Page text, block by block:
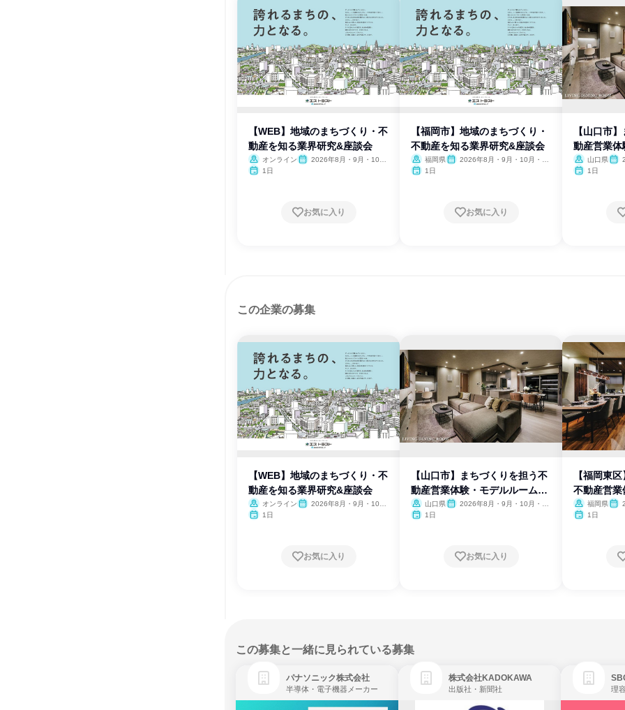
【WEB】地域のまちづくり・不
動産を知る業界研究&座談会
オンライン
2026年8月・9月・10
1日
お気に入り
【福岡市】地域のまちづくり・
不動産を知る業界研究&座談会
福岡県
2026年8月・9月・10月・11
1日
お気に入り
【山口市
動産営業体
学 山口県
1日
この企業の募集
【WEB】地域のまちづくり・不
動産を知る業界研究&座談会
オンライン
2026年8月・9月・10
1日
お気に入り
【山口市】まちづくりを担う不
動産営業体験・モデルルーム見
学 山口県
2026年8月・9月・10月・11
1日
お気に入り
【福岡東
不動産営業
見学福岡県
1日
この募集と一緒に見られている募集
パナソニック株式会社
半導体・電子機器メーカー
株式会社KADOKAWA
出版社・新聞社